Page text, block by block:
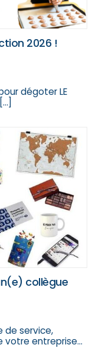
2026 !
dégoter LE
collègue
de service,
votre entreprise